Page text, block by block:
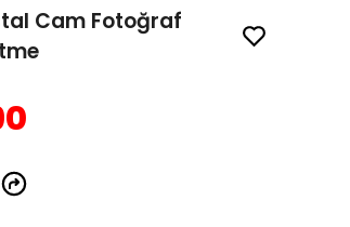
Cam Fotoğraf